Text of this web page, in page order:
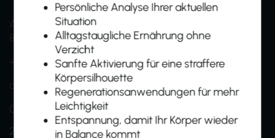
Am Ökopark 19
8230 Hartberg
+43 (0)664 1638005
office@homebasefit.at
Onboarding- und Infotermine nach Vereinbarung
24h Zutritt für Mitglieder
Persönliche Analyse Ihrer aktuellen
Situation
Alltagstaugliche Ernährung ohne
Verzicht
Sanfte Aktivierung für eine straffere
Körpersilhouette
Regenerationsanwendungen für mehr
Leichtigkeit
Entspannung, damit Ihr Körper wieder
in Balance kommt